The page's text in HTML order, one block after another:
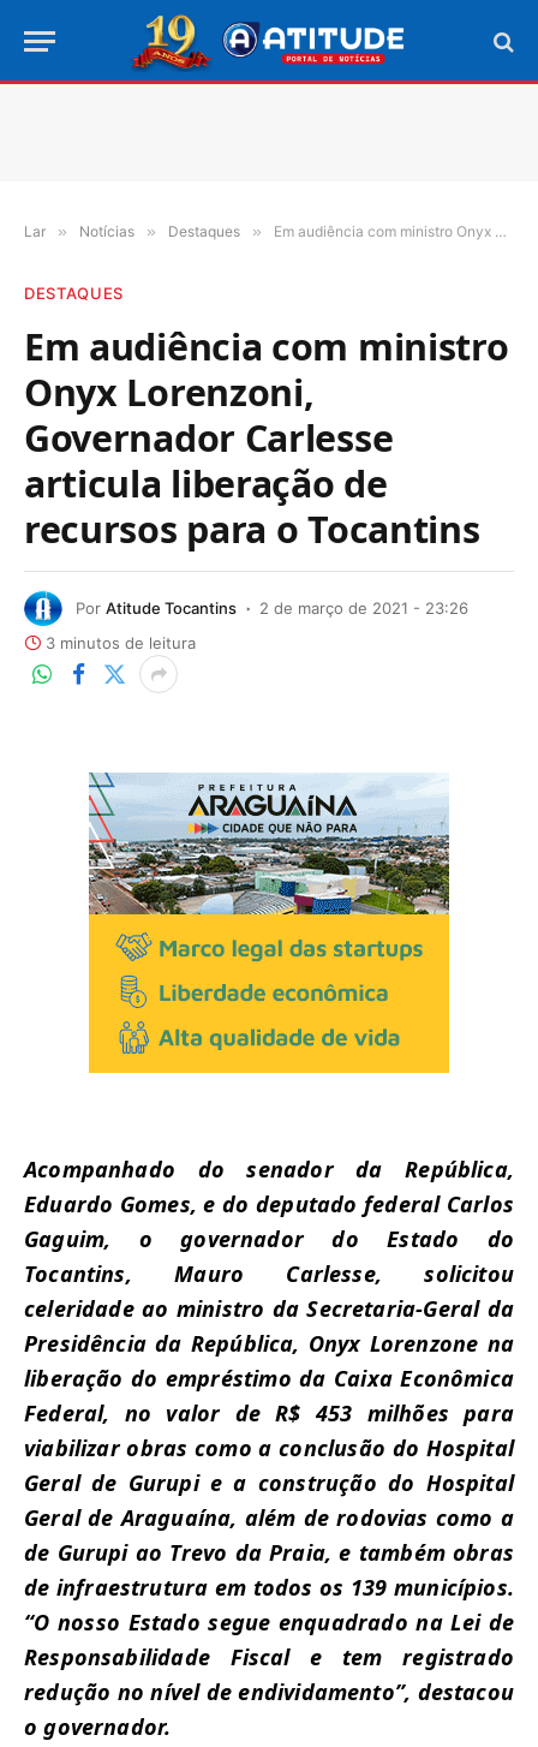
Lar » Notícias » Destaques » Em audiência com ministro Onyx Lorenzoni, Governador Carlesse articula liberação de recursos para o Tocantins
DESTAQUES
Em audiência com ministro
Onyx Lorenzoni,
Governador Carlesse
articula liberação de
recursos para o Tocantins
Por Atitude Tocantins
2 de março de 2021 - 23:26
3 minutos de leitura
Acompanhado do senador da República,
Eduardo Gomes, e do deputado federal Carlos
Gaguim, o governador do Estado do
Tocantins, Mauro Carlesse, solicitou
celeridade ao ministro da Secretaria-Geral da
Presidência da República, Onyx Lorenzone na
liberação do empréstimo da Caixa Econômica
Federal, no valor de R$ 453 milhões para
viabilizar obras como a conclusão do Hospital
Geral de Gurupi e a construção do Hospital
Geral de Araguaína, além de rodovias como a
de Gurupi ao Trevo da Praia, e também obras
de infraestrutura em todos os 139 municípios.
“O nosso Estado segue enquadrado na Lei de
Responsabilidade Fiscal e tem registrado
redução no nível de endividamento”, destacou
o governador.